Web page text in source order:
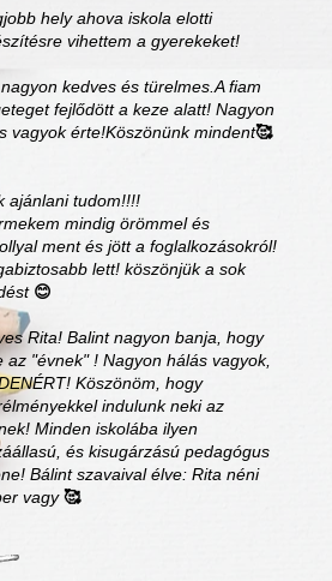
hely ahova iskola elotti
vihettem a gyerekeket!
kedves és türelmes.A fiam
fejlődött a keze alatt! Nagyon
vagyok érte!Köszönünk mindent🥰
ajánlani tudom!!!!
mindig örömmel és
ment és jött a foglalkozásokról!
lett! köszönjük a sok
😊
Rita! Balint nagyon banja, hogy
az "évnek" ! Nagyon hálás vagyok,
Köszönöm, hogy
indulunk neki az
Minden iskolába ilyen
és kisugárzású pedagógus
Bálint szavaival élve: Rita néni
vagy🥰